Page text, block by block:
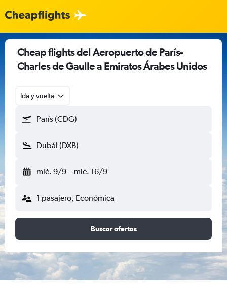
Cheap flights del Aeropuerto de París-
Charles de Gaulle a Emiratos Árabes Unidos
Ida y vuelta
París (CDG)
Dubái (DXB)
mié. 9/9 - mié. 16/9
1 pasajero, Económica
Buscar ofertas